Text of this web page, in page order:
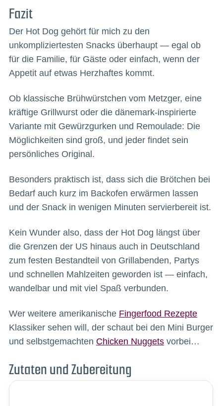
Fazit
Der Hot Dog gehört für mich zu den
unkompliziertesten Snacks überhaupt — egal ob
für die Familie, für Gäste oder einfach, wenn der
Appetit auf etwas Herzhaftes kommt.
Ob klassische Brühwürstchen vom Metzger, eine
kräftige Grillwurst oder die dänemark-inspirierte
Variante mit Gewürzgurken und Remoulade: Die
Möglichkeiten sind groß, und jeder findet sein
persönliches Original.
Besonders praktisch ist, dass sich die Brötchen bei
Bedarf auch kurz im Backofen erwärmen lassen
und der Snack in wenigen Minuten servierbereit ist.
Kein Wunder also, dass der Hot Dog längst über
die Grenzen der US hinaus auch in Deutschland
zum festen Bestandteil von Grillabenden, Partys
und schnellen Mahlzeiten geworden ist — einfach,
wandelbar und mit viel Spaß verbunden.
Wer weitere amerikanische Fingerfood Rezepte
Klassiker sehen will, der schaut bei den Mini Burger
und selbstgemachten Chicken Nuggetsvorbei…
Zutaten und Zubereitung